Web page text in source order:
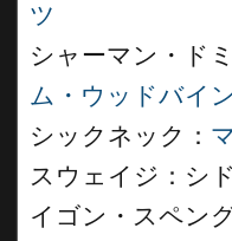
ツ
シャーマン・ド
ム・ウッドバイン
シックネック：
スウェイジ：シ
イゴン・スペン